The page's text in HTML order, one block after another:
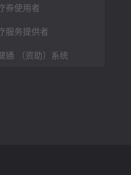
券使用者
服务提供者
通 （资助）系统